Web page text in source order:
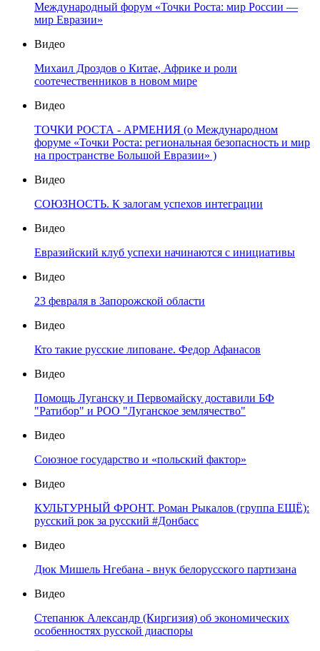
Международный форум «Точки Роста: мир России —
мир Евразии»
Видео
Михаил Дроздов о Китае, Африке и роли
соотечественников в новом мире
Видео
ТОЧКИ РОСТА - АРМЕНИЯ (о Международном
форуме «Точки Роста: региональная безопасность и мир
на пространстве Большой Евразии» )
Видео
СОЮЗНОСТЬ. К залогам успехов интеграции
Видео
Евразийский клуб успехи начинаются с инициативы
Видео
23 февраля в Запорожской области
Видео
Кто такие русские липоване. Федор Афанасов
Видео
Помощь Луганску и Первомайску доставили БФ
"Ратибор" и РОО "Луганское землячество"
Видео
Союзное государство и «польский фактор»
Видео
КУЛЬТУРНЫЙ ФРОНТ. Роман Рыкалов (группа ЕЩЁ):
русский рок за русский #Донбасс
Видео
Дюк Мишель Нгебана - внук белорусского партизана
Видео
Степанюк Александр (Киргизия) об экономических
особенностях русской диаспоры